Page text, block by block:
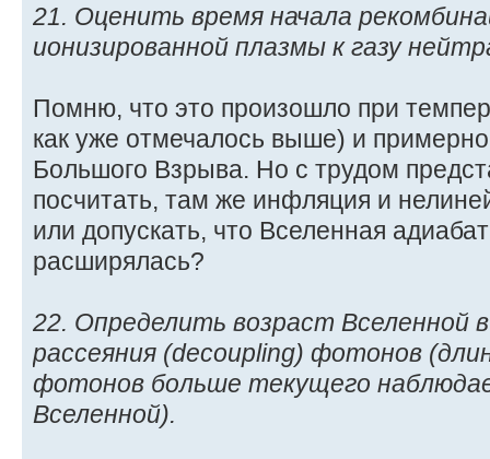
21. Оценить время начала
ионизированной плазмы к газу
Помню, что это произошло при
как уже отмечалось выше) и
Большого Взрыва. Но с трудом
посчитать, там же инфляция и
или допускать, что Вселенная
расширялась?
22. Определить возраст Вселенной
рассеяния (decoupling) фотонов
фотонов больше текущего
Вселенной).